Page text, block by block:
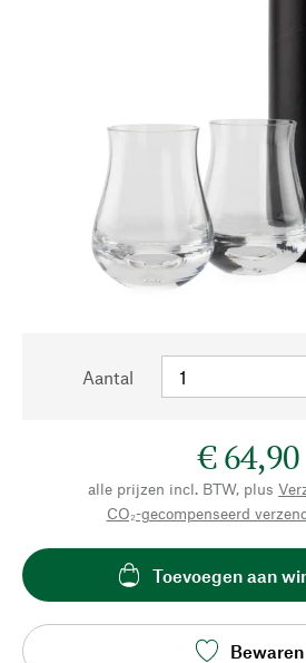
Aantal
€ 64,90
alle prijzen incl. BTW, plus
CO₂-gecompenseerd
Toevoegen aan
Bewaren